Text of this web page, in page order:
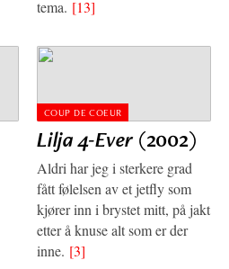
tema. [13]
COUP DE COEUR
Lilja 4-Ever(2002)
Aldri har jeg i sterkere grad
fått følelsen av et jetfly som
kjører inn i brystet mitt, på jakt
etter å knuse alt som er der
inne. [3]